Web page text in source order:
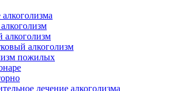
алкоголизм
алкоголизм
пожилых
лечение алкоголизма